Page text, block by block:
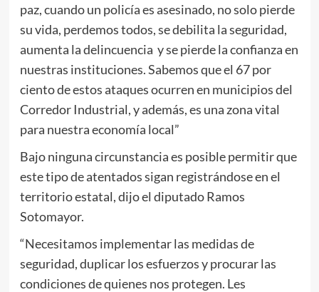
paz, cuando un policía es asesinado, no solo pierde
su vida, perdemos todos, se debilita la seguridad,
aumenta la delincuencia y se pierde la confianza en
nuestras instituciones. Sabemos que el 67 por
ciento de estos ataques ocurren en municipios del
Corredor Industrial, y además, es una zona vital
para nuestra economía local”
Bajo ninguna circunstancia es posible permitir que
este tipo de atentados sigan registrándose en el
territorio estatal, dijo el diputado Ramos
Sotomayor.
“Necesitamos implementar las medidas de
seguridad, duplicar los esfuerzos y procurar las
condiciones de quienes nos protegen. Les